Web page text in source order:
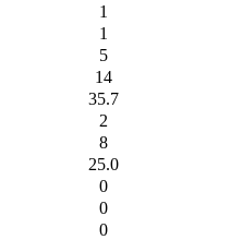
1
1
5
14
35.7
2
8
25.0
0
0
0